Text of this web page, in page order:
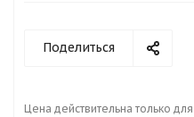
Поделиться
Цена действительна только